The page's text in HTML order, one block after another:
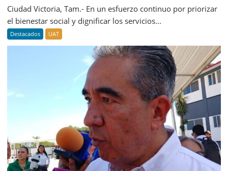
Ciudad Victoria, Tam.- En un esfuerzo continuo por priorizar
el bienestar social y dignificar los servicios...
Destacados UAT